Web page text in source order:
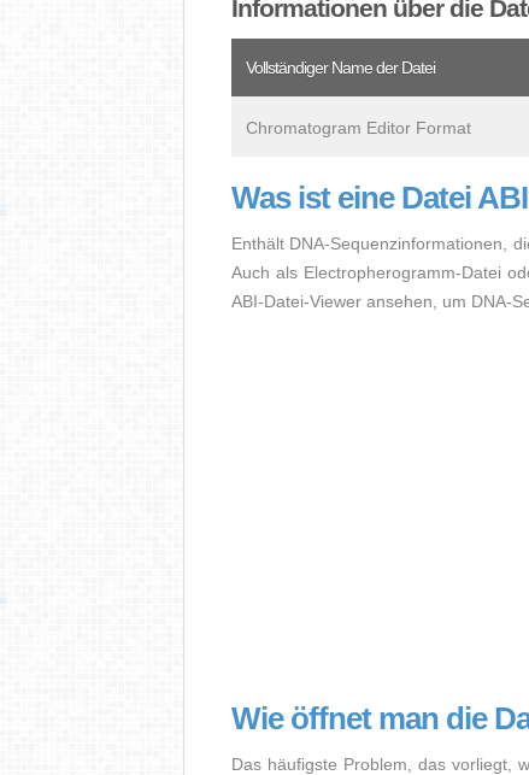
Informationen über die
Vollständiger Name der Datei
Chromatogram Editor Format
Was ist eine Datei
Enthält DNA-Sequenzinformationen,
Auch als Electropherogramm-Datei
ABI-Datei-Viewer ansehen, um DNA-
Wie öffnet man die
Das häufigste Problem, das vorliegt,